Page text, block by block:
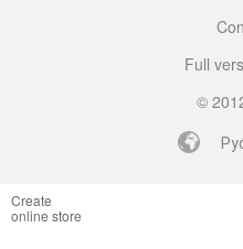
Full
©
Create
online store